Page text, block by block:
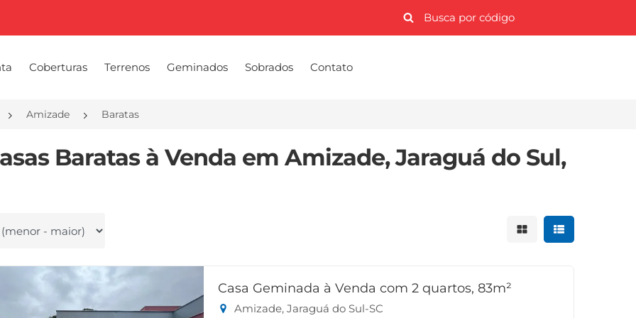
Coberturas Terrenos Geminados Sobrados Contato
Amizade Baratas
Baratas à Venda em Amizade, Jaraguá do Sul,
por Mostrar resultados
Mostrar
Casa Geminada à Venda com 2 quartos, 83m²
Amizade, Jaraguá do Sul-SC